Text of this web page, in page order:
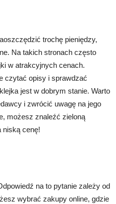
trochę pieniędzy,
Na takich stronach często
w atrakcyjnych cenach.
czytać opisy i sprawdzać
jest w dobrym stanie. Warto
i zwrócić uwagę na jego
możesz znaleźć zieloną
niską cenę!
na to pytanie zależy od
wybrać zakupy online, gdzie